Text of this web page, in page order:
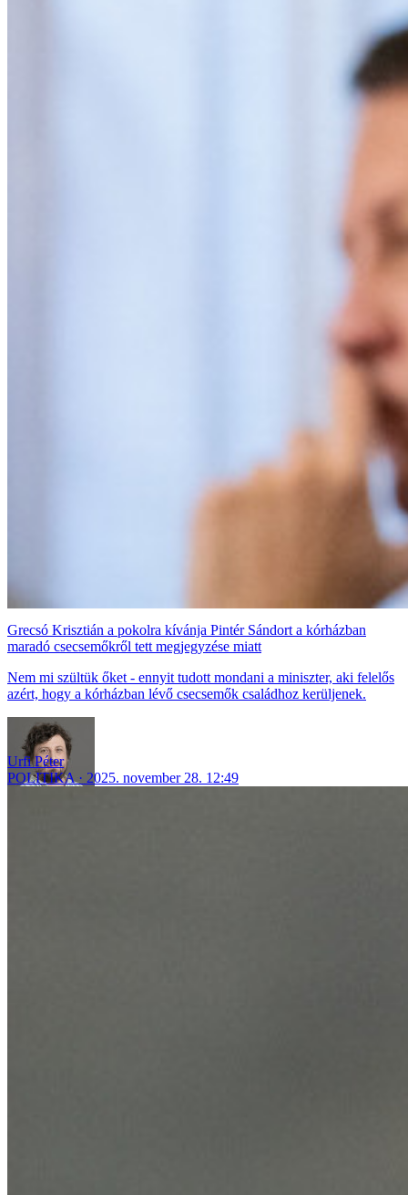
Grecsó Krisztián a pokolra kívánja Pintér Sándort a kórházban
maradó csecsemőkről tett megjegyzése miatt
Nem mi szültük őket - ennyit tudott mondani a miniszter, aki felelős
azért, hogy a kórházban lévő csecsemők családhoz kerüljenek.
Urfi Péter
POLITIKA
2025. november 28. 12:49